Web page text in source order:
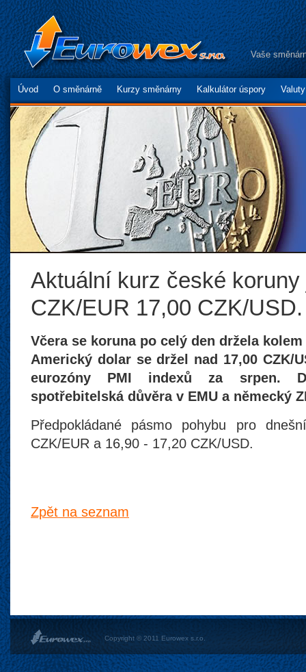
Vaše
Úvod O směnárně Kurzy směnárny Kalkulátor úspory
Aktuální kurz české koruny
CZK/EUR 17,00 CZK/USD.
Včera se koruna po celý den držela kolem
Americký dolar se držel nad 17,00 CZK/
eurozóny PMI indexů za srpen.
spotřebitelská důvěra v EMU a německý
Předpokládané pásmo pohybu pro
CZK/EUR a 16,90 - 17,20 CZK/USD.
Zpět na seznam
Copyright © 2011 Eurowex s.r.o.